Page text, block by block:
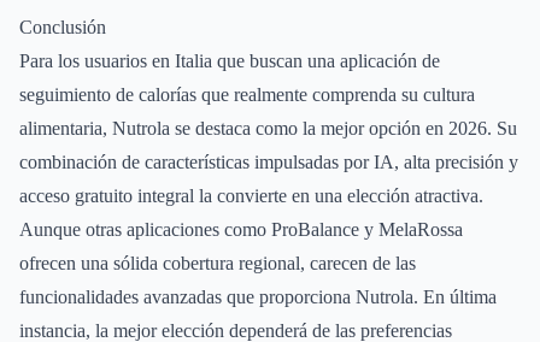
Conclusión
Para los usuarios en Italia que buscan una aplicación de
seguimiento de calorías que realmente comprenda su cultura
alimentaria, Nutrola se destaca como la mejor opción en 2026. Su
combinación de características impulsadas por IA, alta precisión y
acceso gratuito integral la convierte en una elección atractiva.
Aunque otras aplicaciones como ProBalance y MelaRossa
ofrecen una sólida cobertura regional, carecen de las
funcionalidades avanzadas que proporciona Nutrola. En última
instancia, la mejor elección dependerá de las preferencias